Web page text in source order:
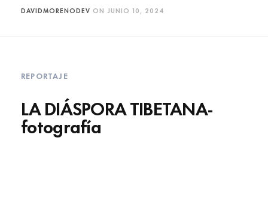
DAVIDMORENODEV ON JUNIO 10, 2024
REPORTAJE
LA DIÁSPORA TIBETANA-
fotografía